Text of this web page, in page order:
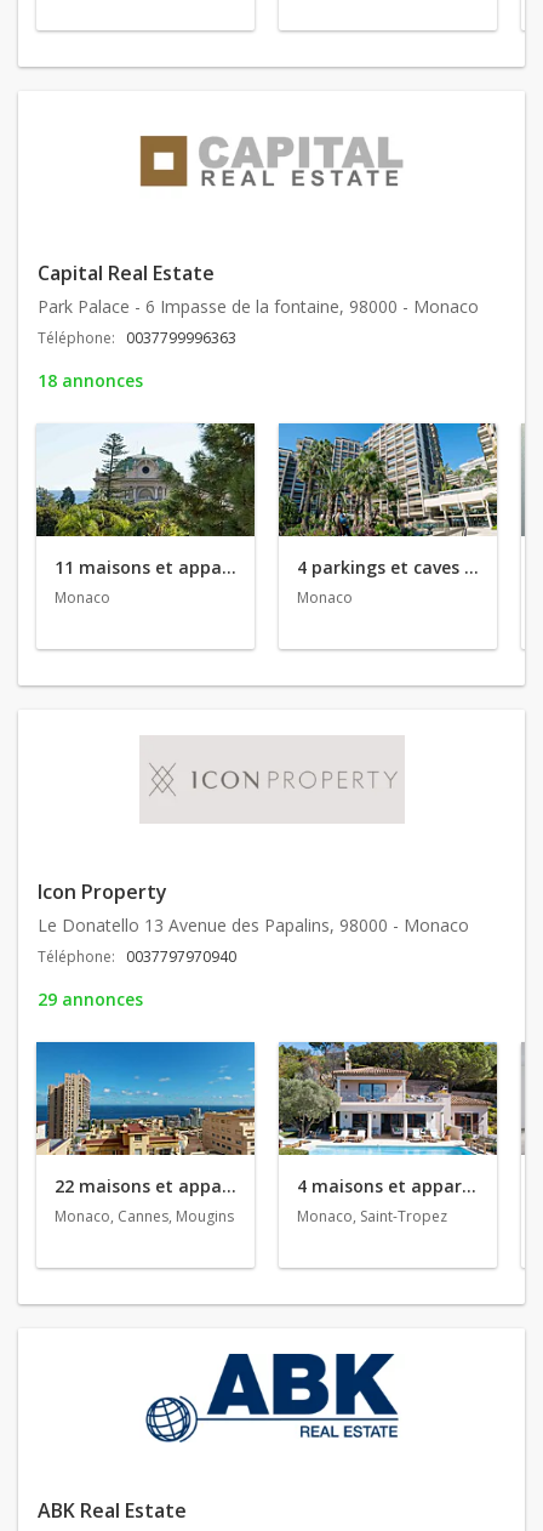
Capital Real Estate
Park Palace - 6 Impasse de la fontaine, 98000 - Monaco
Téléphone: 0037799996363
18 annonces
11 maisons et appartements en vente
Monaco
4 parkings et caves en vente
Monaco
Icon Property
Le Donatello 13 Avenue des Papalins, 98000 - Monaco
Téléphone: 0037797970940
29 annonces
22 maisons et appartements en vente
Monaco, Cannes, Mougins
4 maisons et appartements en location
Monaco, Saint-Tropez
ABK Real Estate